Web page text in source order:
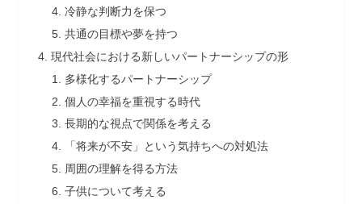
冷静な判断力を保つ
共通の目標や夢を持つ
現代社会における新しいパートナーシップの形
多様化するパートナーシップ
個人の幸福を重視する時代
長期的な視点で関係を考える
「将来が不安」という気持ちへの対処法
周囲の理解を得る方法
子供について考える